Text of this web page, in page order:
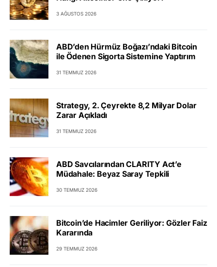
3 AĞUSTOS 2026
ABD’den Hürmüz Boğazı’ndaki Bitcoin
ile Ödenen Sigorta Sistemine Yaptırım
31 TEMMUZ 2026
Strategy, 2. Çeyrekte 8,2 Milyar Dolar
Zarar Açıkladı
31 TEMMUZ 2026
ABD Savcılarından CLARITY Act’e
Müdahale: Beyaz Saray Tepkili
30 TEMMUZ 2026
Bitcoin’de Hacimler Geriliyor: Gözler Faiz
Kararında
29 TEMMUZ 2026